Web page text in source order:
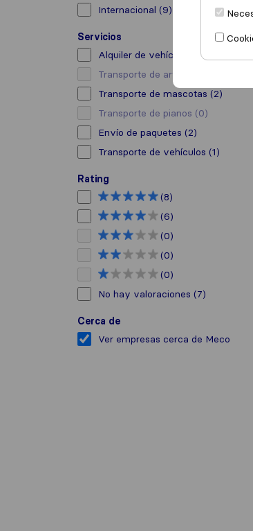
Internacional (9)
Servicios
Alquiler de vehículo con conductor
Transporte de arte
Transporte de mascotas (2)
Transporte de pianos (0)
Envío de paquetes (2)
Transporte de vehículos (1)
Rating
(8)
(6)
(0)
(0)
(0)
No hay valoraciones (7)
Cerca de
Ver empresas cerca de Meco